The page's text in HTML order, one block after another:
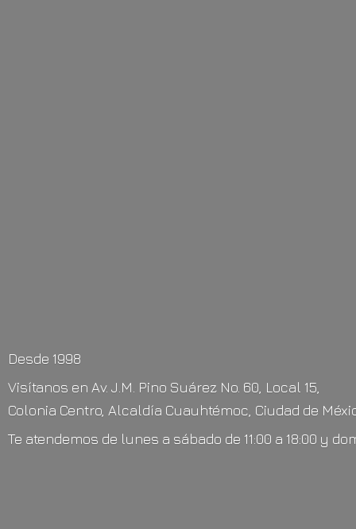
Desde 1998
Visítanos en Av. J.M. Pino Suárez No. 60, Local 15,
Colonia Centro, Alcaldía Cuauhtémoc, Ciudad de
Te atendemos de lunes a sábado de 11:00 a 18:00 y